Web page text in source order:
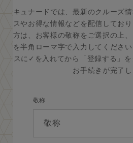
キュナードでは、最新のクルーズ
スやお得な情報などを配信してお
方は、お客様の敬称をご選択の上
を半角ローマ字で入力してくださ
スに✓を入れてから「登録する」
お手続きが完了し
敬称